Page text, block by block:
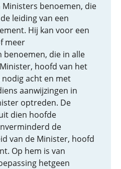
Ministers benoemen, die
leiding van een
Hij kan voor een
meer
benoemen, die in alle
hoofd van het
acht en met
aanwijzingen in
optreden. De
dien hoofde
de
van de Minister, hoofd
Op hem is van
hetgeen